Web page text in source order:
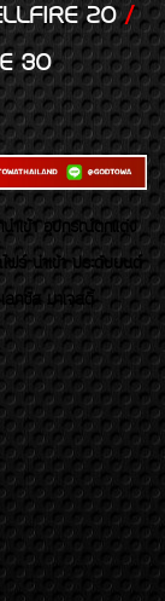
20/
30
ำเข้า อุปกรณ์ตกแต่ง
ร์ นำเข้า ประดับยนต์
ลกซัส มาเจสตี้